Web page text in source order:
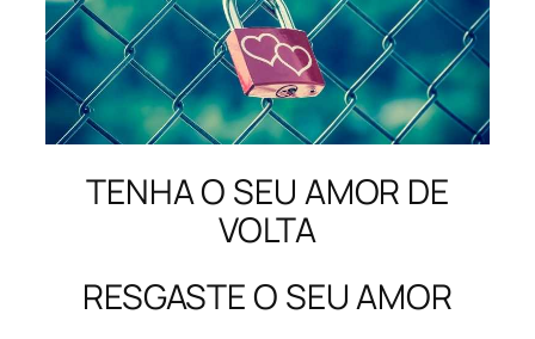
TENHA O SEU AMOR DE
VOLTA
RESGASTE O SEU AMOR